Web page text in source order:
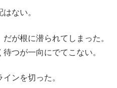
ない。
が根に潜られてしまった。
つが一向にでてこない。
ンを切った。